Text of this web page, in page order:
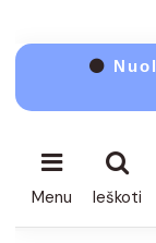
⚫
Menu Ieškoti